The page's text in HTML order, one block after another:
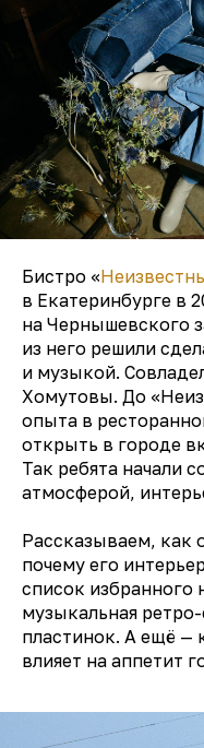
Бистро «
в Екатеринбурге в
на Чернышевского
из него решили
и музыкой.
Хомутовы. До
опыта в
открыть в городе
Так ребята начали
атмосферой,
Рассказываем, как
почему его
список избранного
музыкальная
пластинок. А ещё —
влияет на аппетит